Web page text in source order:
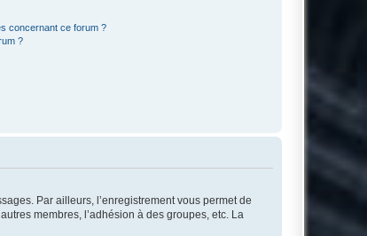
concernant ce forum ?
?
Par ailleurs, l’enregistrement vous permet de
membres, l’adhésion à des groupes, etc. La